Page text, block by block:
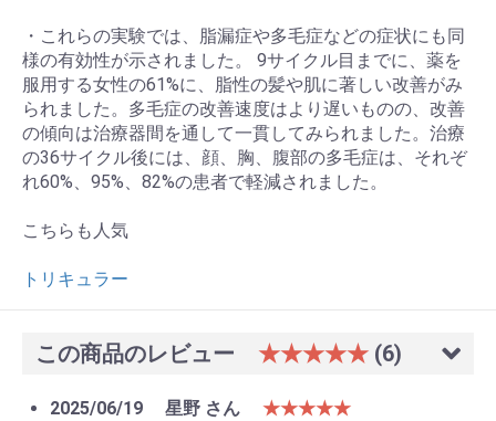
・これらの実験では、脂漏症や多毛症などの症状にも同
様の有効性が示されました。 9サイクル目までに、薬を
服用する女性の61%に、脂性の髪や肌に著しい改善がみ
られました。多毛症の改善速度はより遅いものの、改善
の傾向は治療器間を通して一貫してみられました。治療
の36サイクル後には、顔、胸、腹部の多毛症は、それぞ
れ60%、95%、82%の患者で軽減されました。
こちらも人気
トリキュラー
この商品のレビュー ★★★★★ (6)
2025/06/19 星野 さん
★★★★★